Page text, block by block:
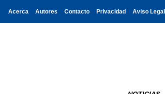
Acerca Autores Contacto Privacidad Aviso Legal